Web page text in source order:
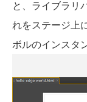
と、ライブラリ
れをステージ上
ボルのインスタ